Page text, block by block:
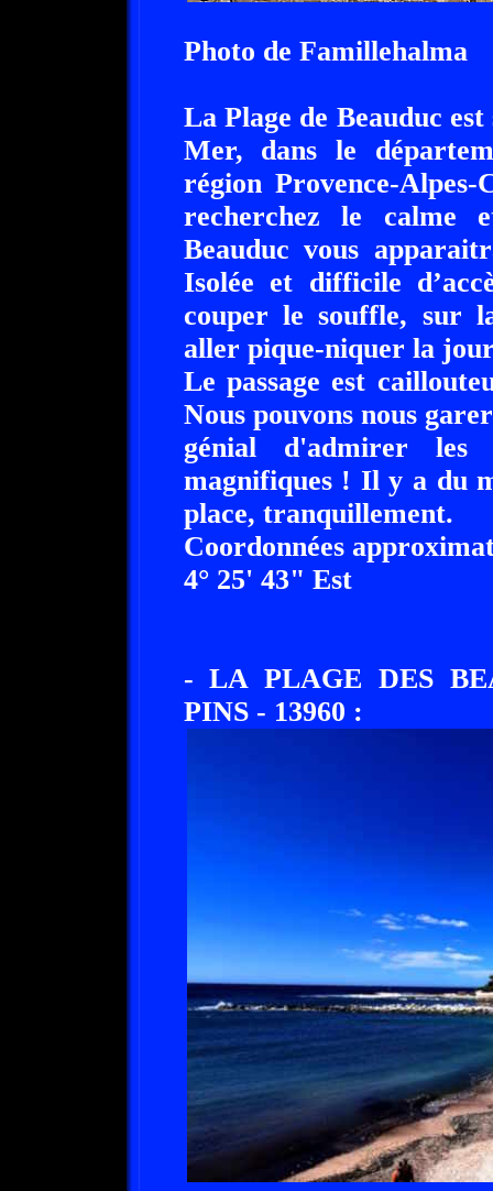
Photo de Famillehalma
La Plage de Beauduc
Mer, dans le
région Provence-
recherchez le calme
Beauduc vous
Isolée et difficile
couper le souffle, sur
aller pique-niquer la
Le passage est
Nous pouvons nous
génial d'admirer
magnifiques ! Il y a du
place, tranquillement.
Coordonnées
4° 25' 43" Est
- LA PLAGE DES
PINS - 13960 :